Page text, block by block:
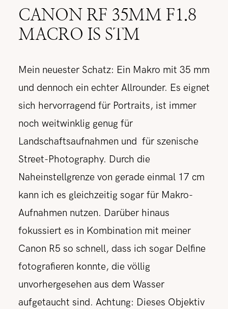
CANON RF 35MM F1.8
MACRO IS STM
Mein neuester Schatz: Ein Makro mit 35 mm
und dennoch ein echter Allrounder. Es eignet
sich hervorragend für Portraits, ist immer
noch weitwinklig genug für
Landschaftsaufnahmen und für szenische
Street-Photography. Durch die
Naheinstellgrenze von gerade einmal 17 cm
kann ich es gleichzeitig sogar für Makro-
Aufnahmen nutzen. Darüber hinaus
fokussiert es in Kombination mit meiner
Canon R5 so schnell, dass ich sogar Delfine
fotografieren konnte, die völlig
unvorhergesehen aus dem Wasser
aufgetaucht sind. Achtung: Dieses Objektiv